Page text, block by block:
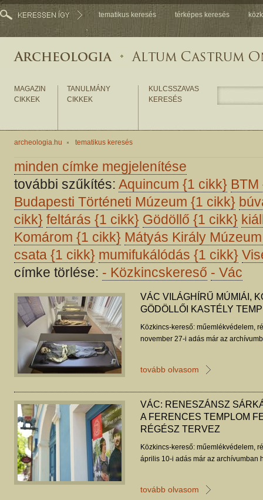
tematikus keresés térképes keresés
MAGAZIN
CIKKEK
TANULMÁNY
CIKKEK
KULCSSZAVAS
KERESÉS
archeologia.hu tematikus keresés
minden címke megjelenítése
további szűkítés: Aquincum {1 cikk} BTM
Budapesti Történeti Múzeum {1 cikk}
cikk} feltárás {1 cikk} Gödöllő {1 cikk}
Komárom {1 cikk} Mátyás Király
csata {1 cikk} mumifukálódás {1 cikk}
címke törlése: - Közkincskereső - Vác
VÁC VILÁGHÍRŰ MÚMIÁI,
GÖDÖLLŐI KASTÉLY
Közkincs-kereső: műemlékvédelem,
november 27-i adás már az
tovább olvasom
VÁC: RENESZÁNSZ
A FERENCES TEMPLOM
RÉGÉSZ TERVEZ
Közkincs-kereső: műemlékvédelem,
április 10-i adás már az archívumban
tovább olvasom